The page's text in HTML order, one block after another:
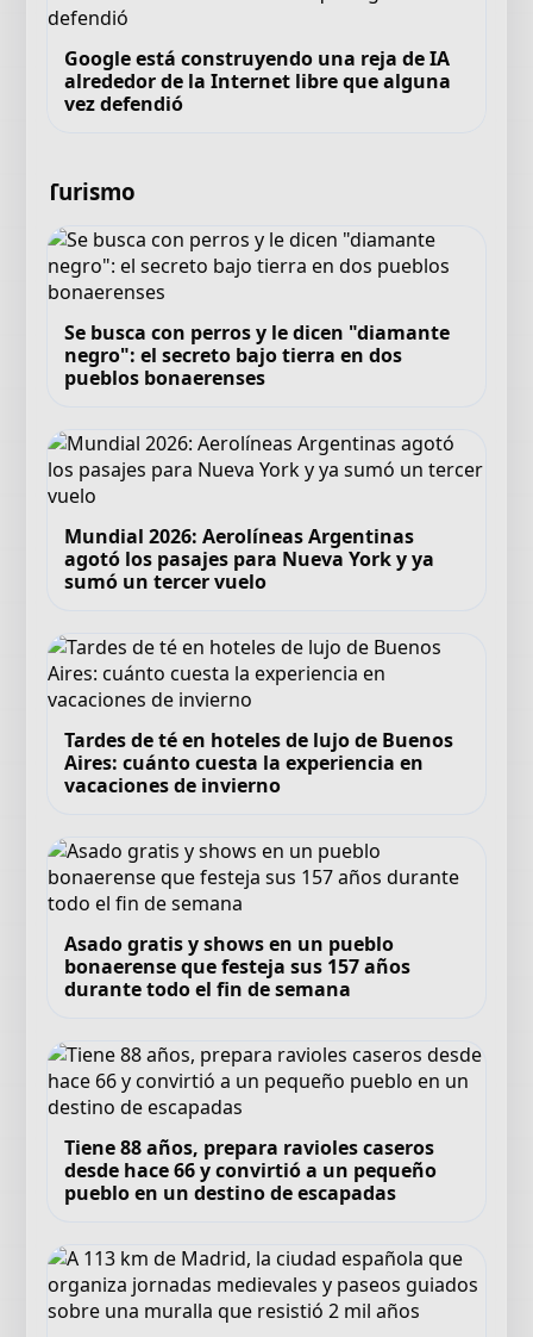
Google está construyendo una reja de IA
alrededor de la Internet libre que alguna
vez defendió
Turismo
Se busca con perros y le dicen "diamante
negro": el secreto bajo tierra en dos
pueblos bonaerenses
Mundial 2026: Aerolíneas Argentinas
agotó los pasajes para Nueva York y ya
sumó un tercer vuelo
Tardes de té en hoteles de lujo de Buenos
Aires: cuánto cuesta la experiencia en
vacaciones de invierno
Asado gratis y shows en un pueblo
bonaerense que festeja sus 157 años
durante todo el fin de semana
Tiene 88 años, prepara ravioles caseros
desde hace 66 y convirtió a un pequeño
pueblo en un destino de escapadas